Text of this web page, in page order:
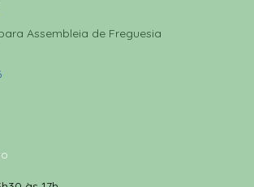
Assembleia de Freguesia